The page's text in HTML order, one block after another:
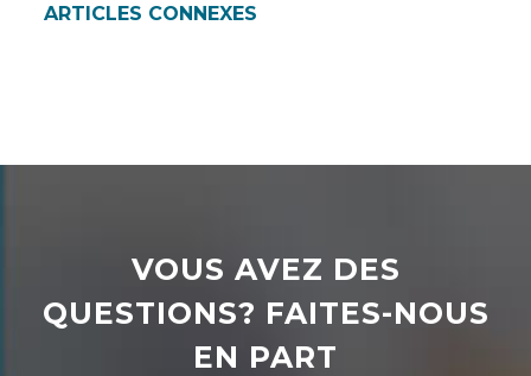
ARTICLES CONNEXES
VOUS AVEZ DES
QUESTIONS? FAITES-NOUS
EN PART